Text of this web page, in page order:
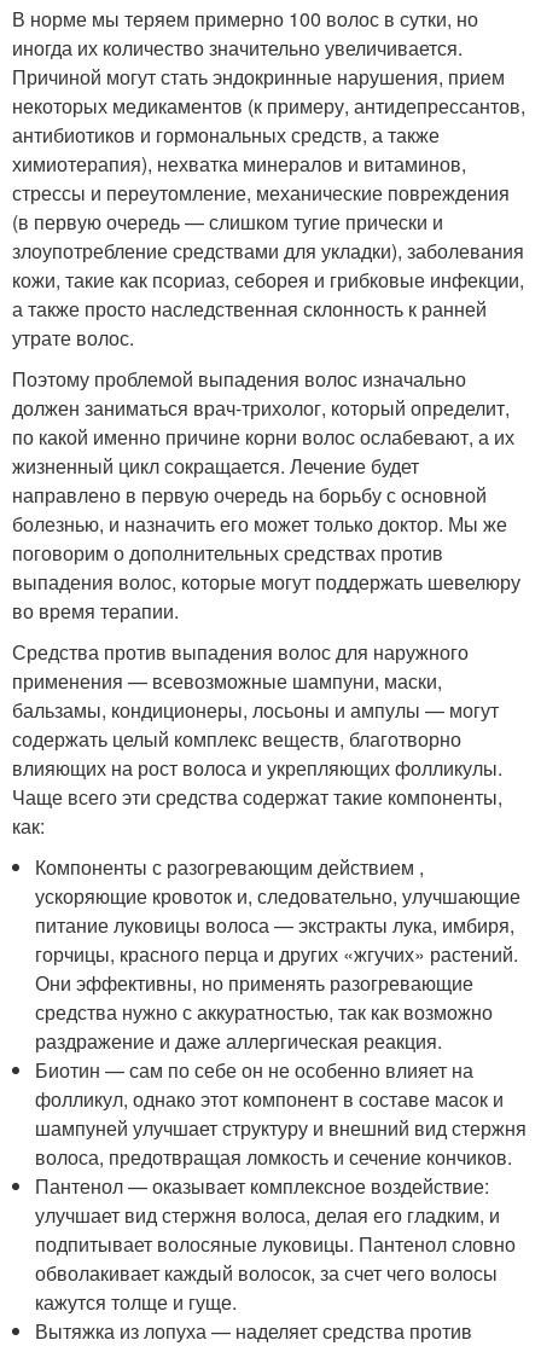
В норме мы теряем примерно 100 волос в сутки, но
иногда их количество значительно увеличивается.
Причиной могут стать эндокринные нарушения, прием
некоторых медикаментов (к примеру, антидепрессантов,
антибиотиков и гормональных средств, а также
химиотерапия), нехватка минералов и витаминов,
стрессы и переутомление, механические повреждения
(в первую очередь — слишком тугие прически и
злоупотребление средствами для укладки), заболевания
кожи, такие как псориаз, себорея и грибковые инфекции,
а также просто наследственная склонность к ранней
утрате волос.
Поэтому проблемой выпадения волос изначально
должен заниматься врач-трихолог, который определит,
по какой именно причине корни волос ослабевают, а их
жизненный цикл сокращается. Лечение будет
направлено в первую очередь на борьбу с основной
болезнью, и назначить его может только доктор. Мы же
поговорим о дополнительных средствах против
выпадения волос, которые могут поддержать шевелюру
во время терапии.
Средства против выпадения волос для наружного
применения — всевозможные шампуни, маски,
бальзамы, кондиционеры, лосьоны и ампулы — могут
содержать целый комплекс веществ, благотворно
влияющих на рост волоса и укрепляющих фолликулы.
Чаще всего эти средства содержат такие компоненты,
как:
Компоненты с разогревающим действием ,
ускоряющие кровоток и, следовательно, улучшающие
питание луковицы волоса — экстракты лука, имбиря,
горчицы, красного перца и других «жгучих» растений.
Они эффективны, но применять разогревающие
средства нужно с аккуратностью, так как возможно
раздражение и даже аллергическая реакция.
Биотин — сам по себе он не особенно влияет на
фолликул, однако этот компонент в составе масок и
шампуней улучшает структуру и внешний вид стержня
волоса, предотвращая ломкость и сечение кончиков.
Пантенол — оказывает комплексное воздействие:
улучшает вид стержня волоса, делая его гладким, и
подпитывает волосяные луковицы. Пантенол словно
обволакивает каждый волосок, за счет чего волосы
кажутся толще и гуще.
Вытяжка из лопуха — наделяет средства против